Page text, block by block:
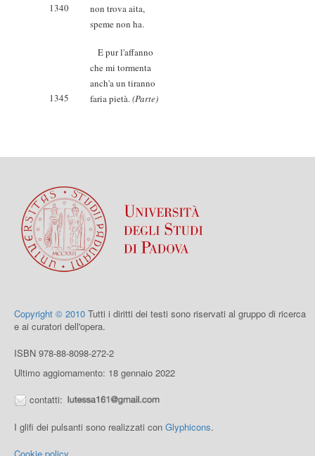
1340
non trova aita,
speme non ha.
E pur l'affanno
che mi tormenta
anch'a un tiranno
1345
faria pietà.(Parte)
Copyright © 2010 Tutti i diritti dei testi sono riservati al gruppo di ricerca
e ai curatori dell'opera.
ISBN 978-88-8098-272-2
Ultimo aggiornamento: 18 gennaio 2022
contatti:
I glifi dei pulsanti sono realizzati con Glyphicons.